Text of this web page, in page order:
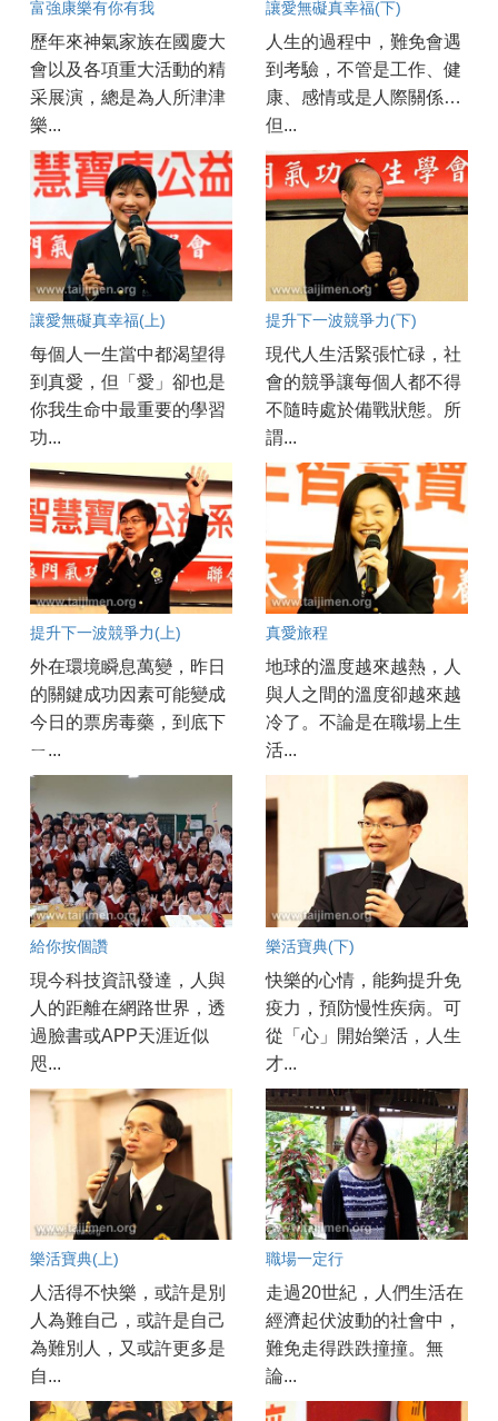
富強康樂有你有我
歷年來神氣家族在國慶大
會以及各項重大活動的精
采展演，總是為人所津津
樂...
讓愛無礙真幸福(下)
人生的過程中，難免會遇
到考驗，不管是工作、健
康、感情或是人際關係…
但...
讓愛無礙真幸福(上)
每個人一生當中都渴望得
到真愛，但「愛」卻也是
你我生命中最重要的學習
功...
提升下一波競爭力(下)
現代人生活緊張忙碌，社
會的競爭讓每個人都不得
不隨時處於備戰狀態。所
謂...
提升下一波競爭力(上)
外在環境瞬息萬變，昨日
的關鍵成功因素可能變成
今日的票房毒藥，到底下
ㄧ...
真愛旅程
地球的溫度越來越熱，人
與人之間的溫度卻越來越
冷了。不論是在職場上生
活...
給你按個讚
現今科技資訊發達，人與
人的距離在網路世界，透
過臉書或APP天涯近似
咫...
樂活寶典(下)
快樂的心情，能夠提升免
疫力，預防慢性疾病。可
從「心」開始樂活，人生
才...
樂活寶典(上)
人活得不快樂，或許是別
人為難自己，或許是自己
為難別人，又或許更多是
自...
職場一定行
走過20世紀，人們生活在
經濟起伏波動的社會中，
難免走得跌跌撞撞。無
論...